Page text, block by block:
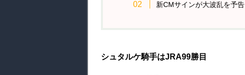
新CMサインが大波乱を予告
シュタルケ騎手はJRA99勝目